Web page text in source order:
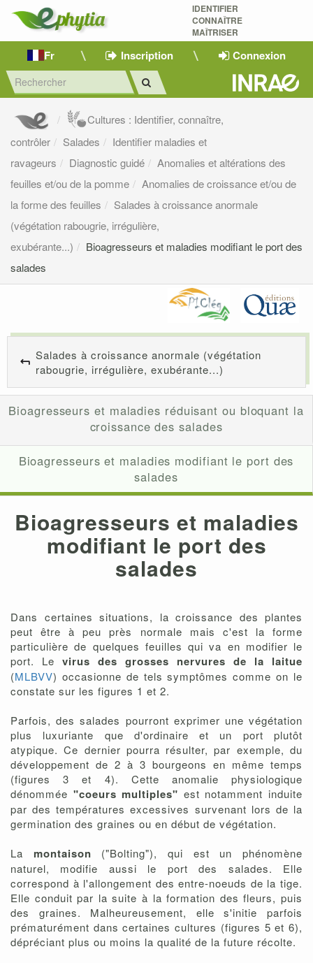
IDENTIFIER
CONNAÎTRE
MAÎTRISER
Fr Inscription Connexion
Cultures : Identifier, connaître,
contrôler
Salades
Identifier maladies et
ravageurs
Diagnostic guidé
Anomalies et altérations des
feuilles et/ou de la pomme
Anomalies de croissance et/ou de
la forme des feuilles
Salades à croissance anormale
(végétation rabougrie, irrégulière,
exubérante...)
Bioagresseurs et maladies modifiant le port des
salades
Salades à croissance anormale (végétation
rabougrie, irrégulière, exubérante...)
Bioagresseurs et maladies réduisant ou bloquant la
croissance des salades
Bioagresseurs et maladies modifiant le port des
salades
Bioagresseurs et maladies
modifiant le port des
salades
Dans certaines situations, la croissance des plantes
peut être à peu près normale mais c'est la forme
particulière de quelques feuilles qui va en modifier le
port. Le virus des grosses nervures de la laitue
(MLBVV) occasionne de tels symptômes comme on le
constate sur les figures 1 et 2.
Parfois, des salades pourront exprimer une végétation
plus luxuriante que d'ordinaire et un port plutôt
atypique. Ce dernier pourra résulter, par exemple, du
développement de 2 à 3 bourgeons en même temps
(figures 3 et 4). Cette anomalie physiologique
dénommée "coeurs multiples" est notamment induite
par des températures excessives survenant lors de la
germination des graines ou en début de végétation.
La montaison ("Bolting"), qui est un phénomène
naturel, modifie aussi le port des salades. Elle
correspond à l'allongement des entre-noeuds de la tige.
Elle conduit par la suite à la formation des fleurs, puis
des graines. Malheureusement, elle s'initie parfois
prématurément dans certaines cultures (figures 5 et 6),
dépréciant plus ou moins la qualité de la future récolte.